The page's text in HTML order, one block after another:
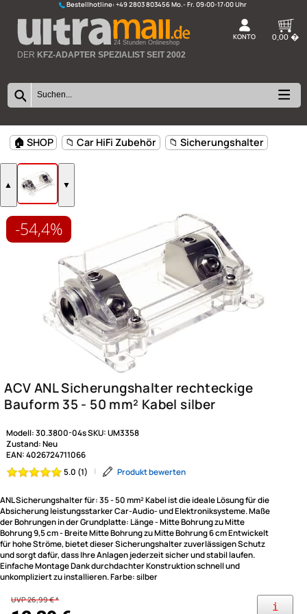
Bestellhotline:+49 2803 803456
24 Stunden Onlineshop
▲ ▼
-54,4%
ANL Sicherungshalter für: 35 - 50 mm² Kabel ist die ideale Lösung für die
Absicherung leistungsstarker Car-Audio- und Elektroniksysteme. Maße
der Bohrungen in der Grundplatte: Länge - Mitte Bohrung zu Mitte
Bohrung 9,5 cm - Breite Mitte Bohrung zu Mitte Bohrung 6 cm Entwickelt
für hohe Ströme, bietet dieser Sicherungshalter zuverlässigen Schutz
Modell: 30.3800-04s SKU:
EAN:4026724711066
5.0 (1) | Produkt bewerten